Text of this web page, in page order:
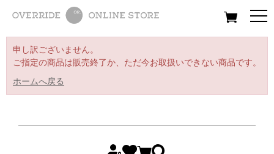
All Women Men
申し訳ございません。
ご指定の商品は販売終了か、ただ今お取扱いできない商品です。
ホームへ戻る